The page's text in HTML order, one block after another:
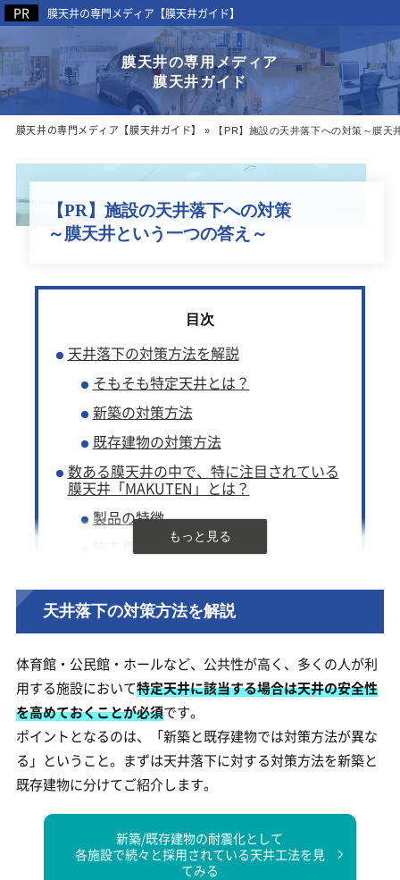
膜天井の専門メディア【膜天井ガイド】
膜天井の専用メディア
膜天井ガイド
膜天井の専門メディア【膜天井ガイド】 » 【PR】施設の天井落下への対策～膜天
【PR】施設の天井落下への対策
～膜天井という一つの答え～
天井落下の対策方法を解説
そもそも特定天井とは？
新築の対策方法
既存建物の対策方法
数ある膜天井の中で、特に注目されている
膜天井「MAKUTEN」とは？
製品の特徴
インタビュー
企業情報
天井落下の対策方法を解説
体育館・公民館・ホールなど、公共性が高く、多くの人が利
用する施設において特定天井に該当する場合は天井の安全性
を高めておくことが必須です。
ポイントとなるのは、「新築と既存建物では対策方法が異な
る」ということ。まずは天井落下に対する対策方法を新築と
既存建物に分けてご紹介します。
新築/既存建物の耐震化として
各施設で続々と採用されている天井工法を見
てみる